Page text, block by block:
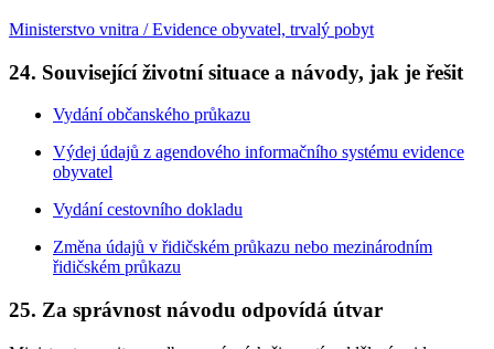
Ministerstvo vnitra / Evidence obyvatel, trvalý pobyt
24. Související životní situace a návody, jak je řešit
Vydání občanského průkazu
Výdej údajů z agendového informačního systému evidence
obyvatel
Vydání cestovního dokladu
Změna údajů v řidičském průkazu nebo mezinárodním
řidičském průkazu
25. Za správnost návodu odpovídá útvar